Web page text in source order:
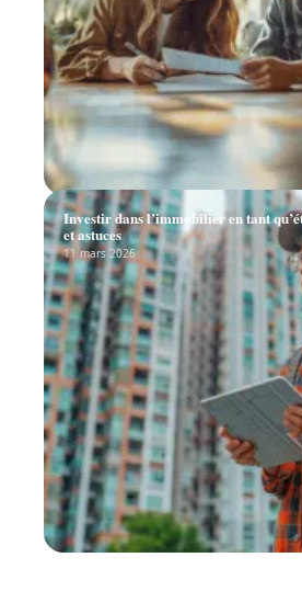
Investir dans l’immobilier en tant
et astuces
11 mars 2026